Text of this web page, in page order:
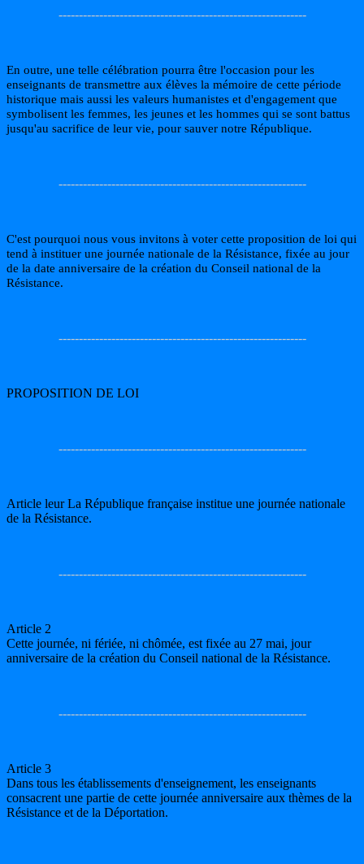
-------------------------------------------------------------
En outre, une telle célébration pourra être l'occasion pour les
enseignants de transmettre aux élèves la mémoire de cette période
historique mais aussi les valeurs humanistes et d'engagement que
symbolisent les femmes, les jeunes et les hommes qui se sont battus
jusqu'au sacrifice de leur vie, pour sauver notre République.
-------------------------------------------------------------
C'est pourquoi nous vous invitons à voter cette proposition de loi qui
tend à instituer une journée nationale de la Résistance, fixée au jour
de la date anniversaire de la création du Conseil national de la
Résistance.
-------------------------------------------------------------
PROPOSITION DE LOI
-------------------------------------------------------------
Article leur La République française institue une journée nationale
de la Résistance.
-------------------------------------------------------------
Article 2
Cette journée, ni fériée, ni chômée, est fixée au 27 mai, jour
anniversaire de la création du Conseil national de la Résistance.
-------------------------------------------------------------
Article 3
Dans tous les établissements d'enseignement, les enseignants
consacrent une partie de cette journée anniversaire aux thèmes de la
Résistance et de la Déportation.